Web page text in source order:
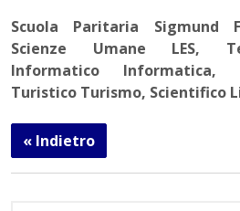
Scuola Paritaria Sigmund
Scienze Umane LES,
Informatico Informatica,
Turistico Turismo, Scientifico
« Indietro